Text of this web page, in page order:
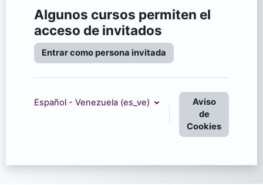
Algunos cursos permiten el
acceso de invitados
Entrar como persona invitada
Español - Venezuela ‎(es_ve)‎
Aviso
de
Cookies